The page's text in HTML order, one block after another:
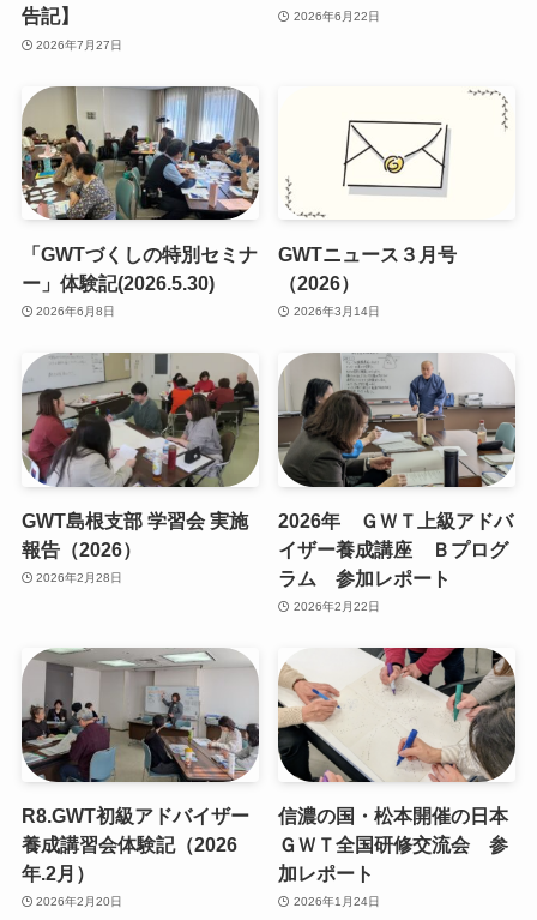
告記】
2026年7月27日
2026年6月22日
「GWTづくしの特別セミナ
ー」体験記(2026.5.30)
2026年6月8日
GWTニュース３月号
（2026）
2026年3月14日
GWT島根支部 学習会 実施
報告（2026）
2026年2月28日
2026年 ＧＷＴ上級アドバ
イザー養成講座 Ｂプログ
ラム 参加レポート
2026年2月22日
R8.GWT初級アドバイザー
養成講習会体験記（2026
年.2月）
2026年2月20日
信濃の国・松本開催の日本
ＧＷＴ全国研修交流会 参
加レポート
2026年1月24日